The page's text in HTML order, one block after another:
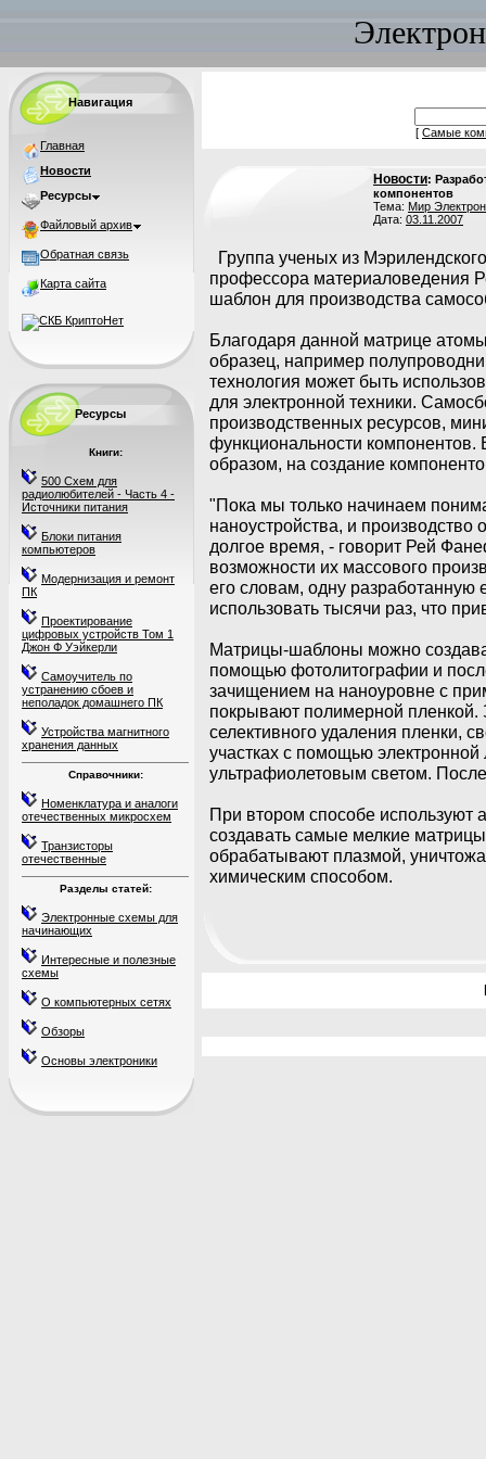
Навигация
Главная
Новости
Ресурсы
Файловый архив
Обратная связь
Карта сайта
Ресурсы
Книги:
500 Схем для
радиолюбителей - Часть 4 -
Источники питания
Блоки питания
компьютеров
Модернизация и ремонт
ПК
Проектирование
цифровых устройств Том 1
Джон Ф Уэйкерли
Самоучитель по
устранению сбоев и
неполадок домашнего ПК
Устройства магнитного
хранения данных
Справочники:
Номенклатура и аналоги
отечественных микросхем
Транзисторы
отечественные
Разделы статей:
Электронные схемы для
начинающих
Интересные и полезные
схемы
О компьютерных сетях
Обзоры
Основы электроники
[ Самые
Новости:
компонентов
Тема: Мир
Дата: 03.11.2007
Группа ученых из
профессора материаловедения
шаблон для производства
Благодаря данной матрице
образец, например
технология может быть
для электронной техники.
производственных ресурсов,
функциональности
образом, на создание
"Пока мы только начинаем
наноустройства, и производство
долгое время, - говорит Рей
возможности их массового
его словам, одну
использовать тысячи раз, что
Матрицы-шаблоны можно
помощью фотолитографии и
зачищением на наноуровне с
покрывают полимерной
селективного удаления пленки,
участках с помощью
ультрафиолетовым светом.
При втором способе используют
создавать самые мелкие
обрабатывают плазмой,
химическим способом.